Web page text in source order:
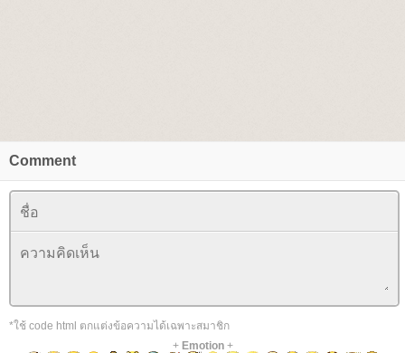
Comment
*ใช้ code html ตกแต่งข้อความได้เฉพาะสมาชิก
+ Emotion+